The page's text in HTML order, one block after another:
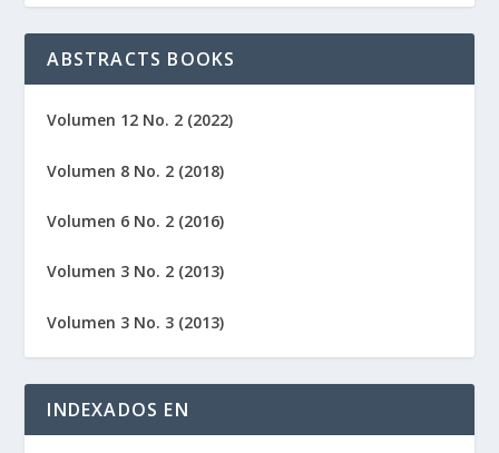
ABSTRACTS BOOKS
Volumen 12 No. 2 (2022)
Volumen 8 No. 2 (2018)
Volumen 6 No. 2 (2016)
Volumen 3 No. 2 (2013)
Volumen 3 No. 3 (2013)
INDEXADOS EN